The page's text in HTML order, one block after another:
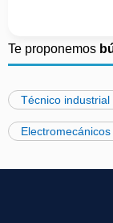
Te proponemos
Técnico industrial
Electromecánicos